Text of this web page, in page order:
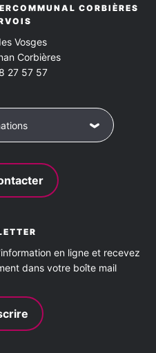
CORBIÈRES
Vosges
Corbières
27 57 57
en ligne et recevez
dans votre boîte mail